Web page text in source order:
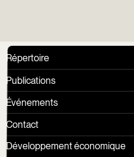
Répertoire
Publications
Événements
Contact
Développement économique